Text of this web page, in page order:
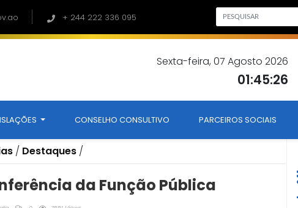
+ 244 222 336 095
Sexta-feira, 07 Agosto 2026
01:45:27
CONSELHO CONSULTIVO PARCEIROS SOCIAIS
/ Destaques /
da Função Pública